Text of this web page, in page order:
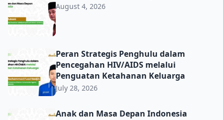
August 4, 2026
Peran Strategis Penghulu dalam Pencegahan HIV/AIDS
Peran Strategis Penghulu dalam
Pencegahan HIV/AIDS melalui
Penguatan Ketahanan Keluarga
July 28, 2026
Anak dan Masa Depan Indonesia
Anak dan Masa Depan Indonesia